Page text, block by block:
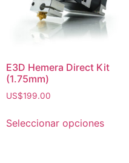
E3D Hemera Direct Kit
(1.75mm)
US$199.00
Seleccionar opciones